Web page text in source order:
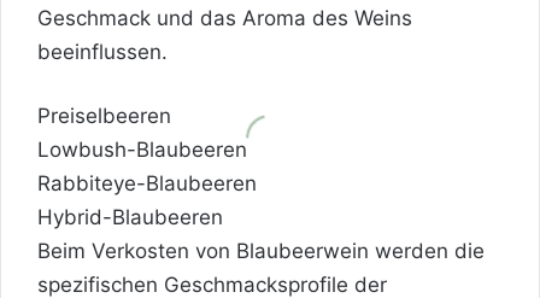
Geschmack und das Aroma des Weins
beeinflussen.
Preiselbeeren
Lowbush-Blaubeeren
Rabbiteye-Blaubeeren
Hybrid-Blaubeeren
Beim Verkosten von Blaubeerwein werden die
spezifischen Geschmacksprofile der